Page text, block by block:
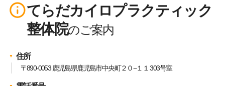
info_outlineてらだカイロプラクティック
整体院
住所
〒890-0053 鹿児島県鹿児島市中央町２０−１１ 303号室